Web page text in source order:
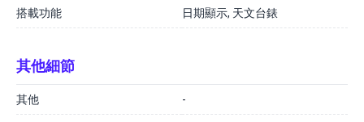
搭載功能 日期顯示, 天文台錶
其他細節
其他 -